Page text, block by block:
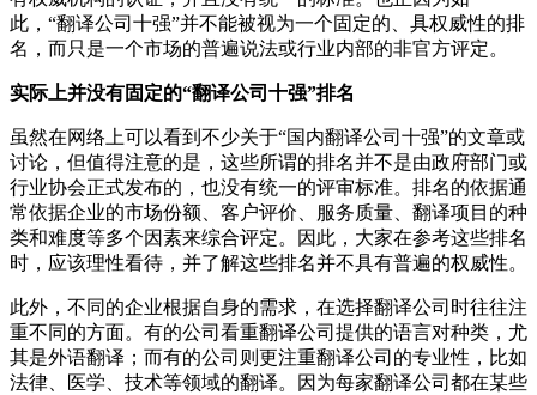
此，“翻译公司十强”并不能被视为一个固定的、具权威性的排
名，而只是一个市场的普遍说法或行业内部的非官方评定。
实际上并没有固定的“翻译公司十强”排名
虽然在网络上可以看到不少关于“国内翻译公司十强”的文章或
讨论，但值得注意的是，这些所谓的排名并不是由政府部门或
行业协会正式发布的，也没有统一的评审标准。排名的依据通
常依据企业的市场份额、客户评价、服务质量、翻译项目的种
类和难度等多个因素来综合评定。因此，大家在参考这些排名
时，应该理性看待，并了解这些排名并不具有普遍的权威性。
此外，不同的企业根据自身的需求，在选择翻译公司时往往注
重不同的方面。有的公司看重翻译公司提供的语言对种类，尤
其是外语翻译；而有的公司则更注重翻译公司的专业性，比如
法律、医学、技术等领域的翻译。因为每家翻译公司都在某些